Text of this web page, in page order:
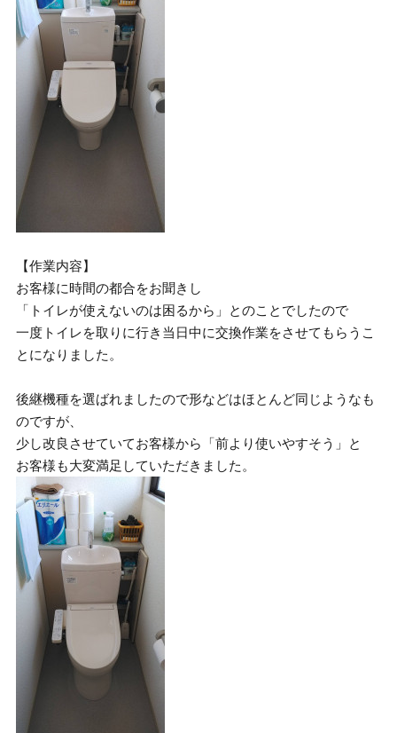
【作業内容】
お客様に時間の都合をお聞きし
「トイレが使えないのは困るから」とのことでしたので
一度トイレを取りに行き当日中に交換作業をさせてもらうこ
とになりました。
後継機種を選ばれましたので形などはほとんど同じようなも
のですが、
少し改良させていてお客様から「前より使いやすそう」と
お客様も大変満足していただきました。